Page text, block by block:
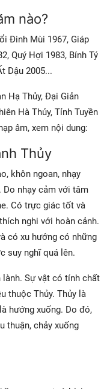
nào?
Đinh Mùi 1967, Giáp
Quý Hợi 1983, Bính Tý
Dậu 2005...
Hạ Thủy, Đại Giản
Hà Thủy, Tỉnh Tuyền
âm, xem nội dung:
Thủy
khôn ngoan, nhạy
nhạy cảm với tâm
Có trực giác tốt và
nghi với hoàn cảnh.
có xu hướng có những
suy nghĩ quá lên.
lành. Sự vật có tính chất
thuộc Thủy. Thủy là
là hướng xuống. Do đó,
thuận, chảy xuống